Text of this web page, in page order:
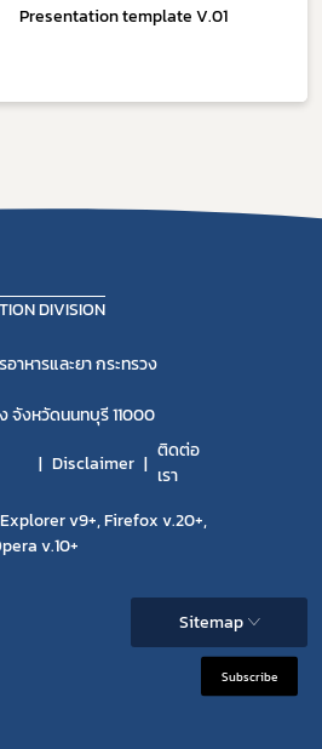
Presentation template V.01
DIVISION
หารและยา กระทรวง
จังหวัดนนทบุรี 11000
Disclaimer
ติดต่อ
เรา
v9+, Firefox v.20+,
v.10+
Sitemap
Subscribe